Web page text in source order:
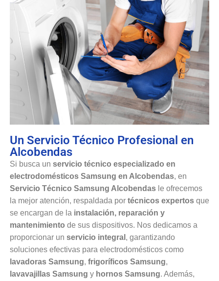
Un Servicio Técnico Profesional en
Alcobendas
Si busca un servicio técnico especializado en
electrodomésticos Samsung en Alcobendas, en
Servicio Técnico Samsung Alcobendas le ofrecemos
la mejor atención, respaldada por técnicos expertos que
se encargan de la instalación, reparación y
mantenimiento de sus dispositivos. Nos dedicamos a
proporcionar un servicio integral , garantizando
soluciones efectivas para electrodomésticos como
lavadoras Samsung, frigoríficos Samsung,
lavavajillas Samsung y hornos Samsung. Además,